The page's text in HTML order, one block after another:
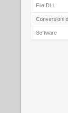
File DLL
Conversioni
Software